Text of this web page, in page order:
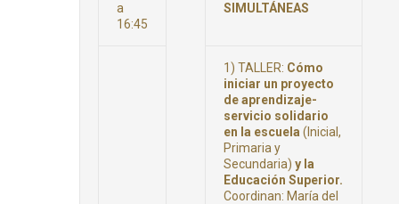
a
16:45
SIMULTÁNEAS
1) TALLER: Cómo
iniciar un proyecto
de aprendizaje-
servicio solidario
en la escuela (Inicial,
Primaria y
Secundaria) y la
Educación Superior.
Coordinan: María del